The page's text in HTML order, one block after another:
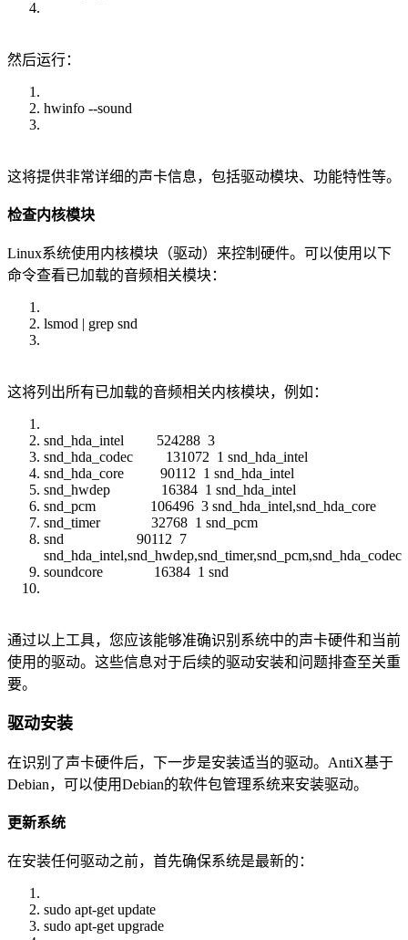
然后运行：
hwinfo --sound
这将提供非常详细的声卡信息，包括驱动模块、功能特性等。
检查内核模块
Linux系统使用内核模块（驱动）来控制硬件。可以使用以下
命令查看已加载的音频相关模块：
lsmod | grep snd
这将列出所有已加载的音频相关内核模块，例如：
snd_hda_intel 524288 3
snd_hda_codec 131072 1 snd_hda_intel
snd_hda_core 90112 1 snd_hda_intel
snd_hwdep 16384 1 snd_hda_intel
snd_pcm 106496 3 snd_hda_intel,snd_hda_core
snd_timer 32768 1 snd_pcm
snd 90112 7
snd_hda_intel,snd_hwdep,snd_timer,snd_pcm,snd_hda_codec
soundcore 16384 1 snd
通过以上工具，您应该能够准确识别系统中的声卡硬件和当前
使用的驱动。这些信息对于后续的驱动安装和问题排查至关重
要。
驱动安装
在识别了声卡硬件后，下一步是安装适当的驱动。AntiX基于
Debian，可以使用Debian的软件包管理系统来安装驱动。
更新系统
在安装任何驱动之前，首先确保系统是最新的：
sudo apt-get update
sudo apt-get upgrade